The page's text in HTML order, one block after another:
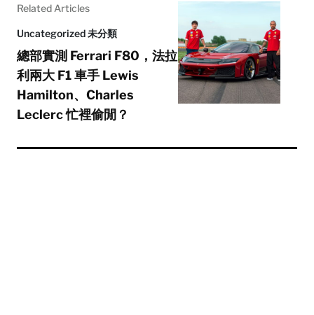
Related Articles
Uncategorized 未分類
總部實測 Ferrari F80，法拉
利兩大 F1 車手 Lewis
Hamilton、Charles
Leclerc 忙裡偷閒？